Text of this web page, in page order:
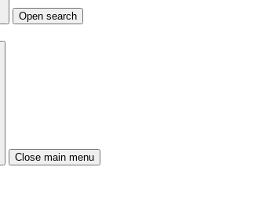
Open search
Close main menu